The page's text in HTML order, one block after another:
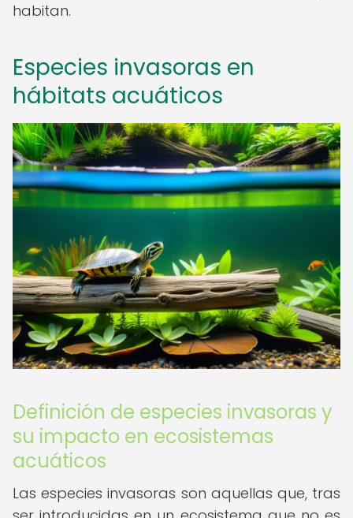
habitan.
Especies invasoras en
hábitats acuáticos
Definición de especies invasoras y
su impacto en ecosistemas
acuáticos
Las especies invasoras son aquellas que, tras